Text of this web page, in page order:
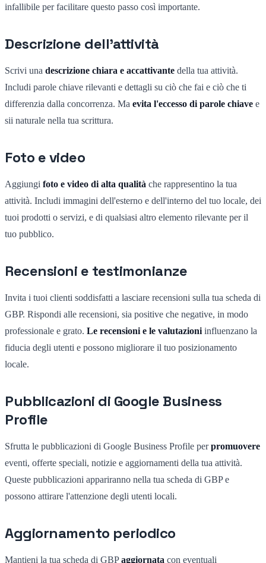
infallibile per facilitare questo passo così importante.
Descrizione dell'attività
Scrivi una descrizione chiara e accattivante della tua attività.
Includi parole chiave rilevanti e dettagli su ciò che fai e ciò che ti
differenzia dalla concorrenza. Ma evita l'eccesso di parole chiave e
sii naturale nella tua scrittura.
Foto e video
Aggiungi foto e video di alta qualità che rappresentino la tua
attività. Includi immagini dell'esterno e dell'interno del tuo locale, dei
tuoi prodotti o servizi, e di qualsiasi altro elemento rilevante per il
tuo pubblico.
Recensioni e testimonianze
Invita i tuoi clienti soddisfatti a lasciare recensioni sulla tua scheda di
GBP. Rispondi alle recensioni, sia positive che negative, in modo
professionale e grato. Le recensioni e le valutazioni influenzano la
fiducia degli utenti e possono migliorare il tuo posizionamento
locale.
Pubblicazioni di Google Business
Profile
Sfrutta le pubblicazioni di Google Business Profile perpromuovere
eventi, offerte speciali, notizie e aggiornamenti della tua attività.
Queste pubblicazioni appariranno nella tua scheda di GBP e
possono attirare l'attenzione degli utenti locali.
Aggiornamento periodico
Mantieni la tua scheda di GBPaggiornata con eventuali